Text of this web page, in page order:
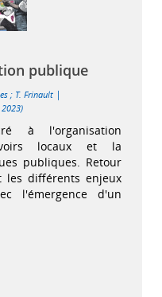
publique
; T. Frinault |
à l'organisation
locaux et la
publiques. Retour
différents enjeux
l'émergence d'un